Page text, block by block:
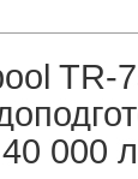
TR-
000